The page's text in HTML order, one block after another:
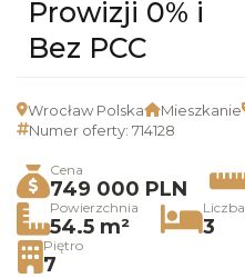
Prowizji 0% i
Bez PCC
Wrocław Polska Mieszkanie
Numer oferty: 714128
Cena
749 000 PLN
Powierzchnia
54.5 m² 3
Piętro
7